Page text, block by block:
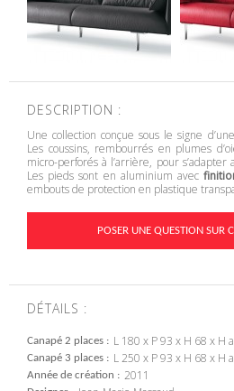
DESCRIPTION :
Une collection conçue sous le signe d’une
Les coussins, rembourrés en plumes
micro-perforés à l’arrière, pour
Les pieds sont en aluminium avec
embouts de protection en plastique
POSER UNE QUESTION SUR
DÉTAILS :
Canapé 2 places L 180 x P 93 x H 68 x H
Canapé 3 places L 250 x P 93 x H 68 x H
Année de création 2011